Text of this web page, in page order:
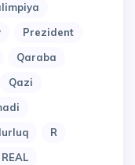
Prezident
Qaraba
Qazi
R
REAL